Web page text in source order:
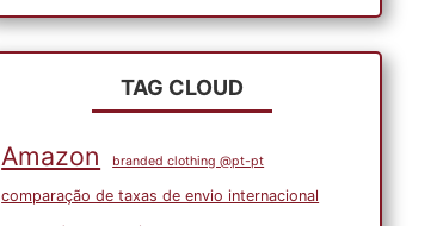
TAG CLOUD
Amazon branded clothing @pt-pt
comparação de taxas de envio internacional